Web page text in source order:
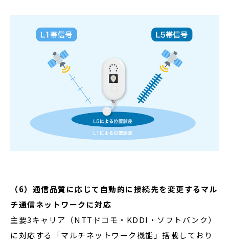
（6）通信品質に応じて自動的に接続先を変更するマル
チ通信ネットワークに対応
主要3キャリア（NTTドコモ・KDDI・ソフトバンク）
に対応する「マルチネットワーク機能」搭載しており